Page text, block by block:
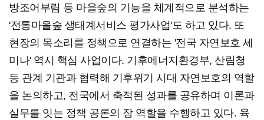
방조어부림 등 마을숲의 기능을 체계적으로 분석하는
'전통마을숲 생태계서비스 평가사업'도 하고 있다. 또
현장의 목소리를 정책으로 연결하는 '전국 자연보호 세
미나' 역시 핵심 사업이다. 기후에너지환경부, 산림청
등 관계 기관과 협력해 기후위기 시대 자연보호의 역할
을 논의하고, 전국에서 축적된 성과를 공유하며 이론과
실무를 잇는 정책 공론의 장 역할을 수행하고 있다. 육